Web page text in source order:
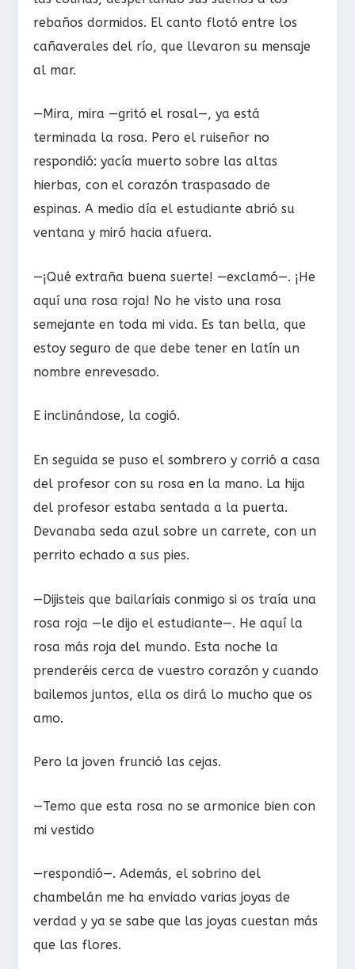
rebaños dormidos. El canto flotó entre los
cañaverales del río, que llevaron su mensaje
al mar.
—Mira, mira —gritó el rosal—, ya está
terminada la rosa. Pero el ruiseñor no
respondió: yacía muerto sobre las altas
hierbas, con el corazón traspasado de
espinas. A medio día el estudiante abrió su
ventana y miró hacia afuera.
—¡Qué extraña buena suerte! —exclamó—. ¡He
aquí una rosa roja! No he visto una rosa
semejante en toda mi vida. Es tan bella, que
estoy seguro de que debe tener en latín un
nombre enrevesado.
E inclinándose, la cogió.
En seguida se puso el sombrero y corrió a casa
del profesor con su rosa en la mano. La hija
del profesor estaba sentada a la puerta.
Devanaba seda azul sobre un carrete, con un
perrito echado a sus pies.
—Dijisteis que bailaríais conmigo si os traía una
rosa roja —le dijo el estudiante—. He aquí la
rosa más roja del mundo. Esta noche la
prenderéis cerca de vuestro corazón y cuando
bailemos juntos, ella os dirá lo mucho que os
amo.
Pero la joven frunció las cejas.
—Temo que esta rosa no se armonice bien con
mi vestido
—respondió—. Además, el sobrino del
chambelán me ha enviado varias joyas de
verdad y ya se sabe que las joyas cuestan más
que las flores.